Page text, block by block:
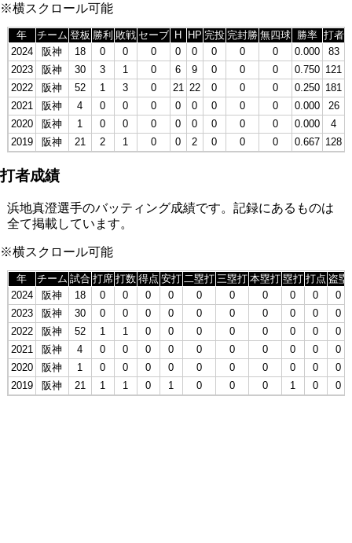
※横スクロール可能
年 チーム 登板 勝利 敗戦 セーブ H HP 完投 完封勝 無四球 勝率 打者
2024
阪神 18 0 0 0 0 0 0 0 0 0.000 83
2023
阪神 30 3 1 0 6 9 0 0 0 0.750 121
2022
阪神 52 1 3 0 21 22 0 0 0 0.250 181
2021
阪神 4 0 0 0 0 0 0 0 0 0.000
26
2020
阪神 1 0 0 0 0 0 0 0 0 0.000
4
2019
阪神 21 2 1 0 0 2 0 0 0 0.667 128
打者成績
浜地真澄選手のバッティング成績です。記録にあるものは
全て掲載しています。
※横スクロール可能
年 チーム 試合 打席 打数 得点 安打 二塁打 三塁打 本塁打 塁打 打点 盗塁
2024
阪神 18 0 0 0 0 0 0 0 0 0
0
2023
阪神 30 0 0 0 0 0 0 0 0 0
0
2022
阪神 52 1 1 0 0 0 0 0 0 0
0
2021
阪神 4 0 0 0 0 0 0 0 0 0
0
2020
阪神 1 0 0 0 0 0 0 0 0 0
0
2019
阪神 21 1 1 0 1 0 0 0 1 0 0